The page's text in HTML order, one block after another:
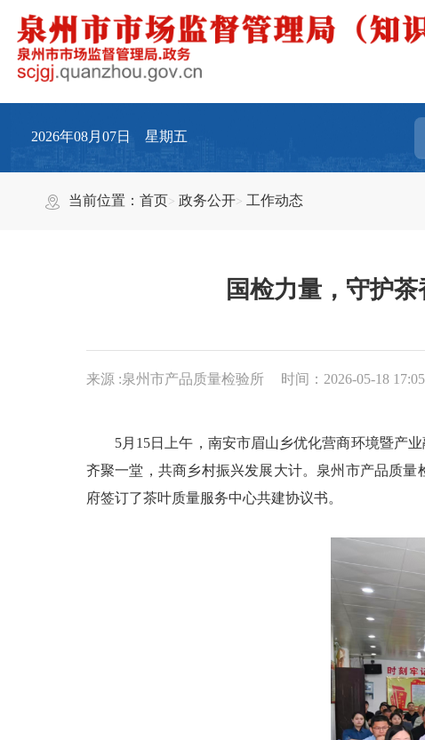
2026年08月07日 星期五
当前位置：首页 政务公开 工作动态
国检力量，守护
来源 :泉州市产品质量检验所 时间：2026-05-18 17:05
5月15日上午，南安市眉山乡优化营商环境暨产业
齐聚一堂，共商乡村振兴发展大计。泉州市产品质
府签订了茶叶质量服务中心共建协议书。